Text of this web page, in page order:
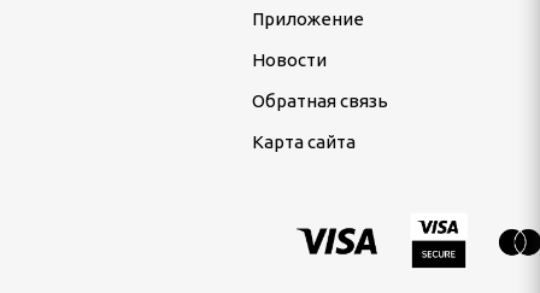
Приложение
Новости
Обратная связь
Карта сайта